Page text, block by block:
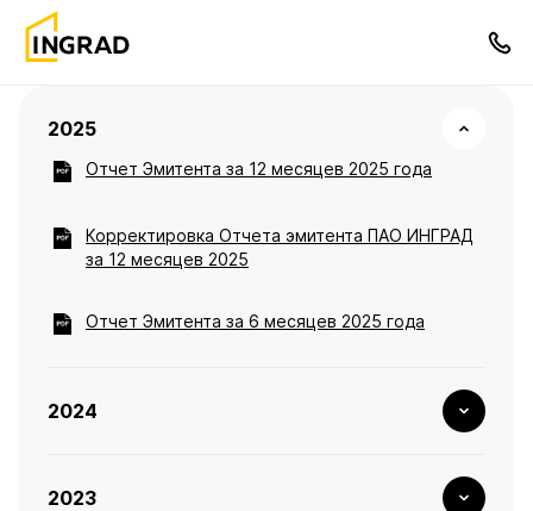
2025
Отчет Эмитента за 12 месяцев 2025 года
Корректировка Отчета эмитента ПАО ИНГРАД
за 12 месяцев 2025
Отчет Эмитента за 6 месяцев 2025 года
2024
2023